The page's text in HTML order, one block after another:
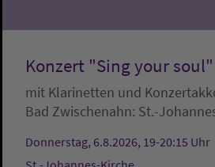
Konzert "Sing your soul"
mit Klarinetten und
Bad Zwischenahn: St.-
Donnerstag, 6.8.2026, 19-20:15 Uhr